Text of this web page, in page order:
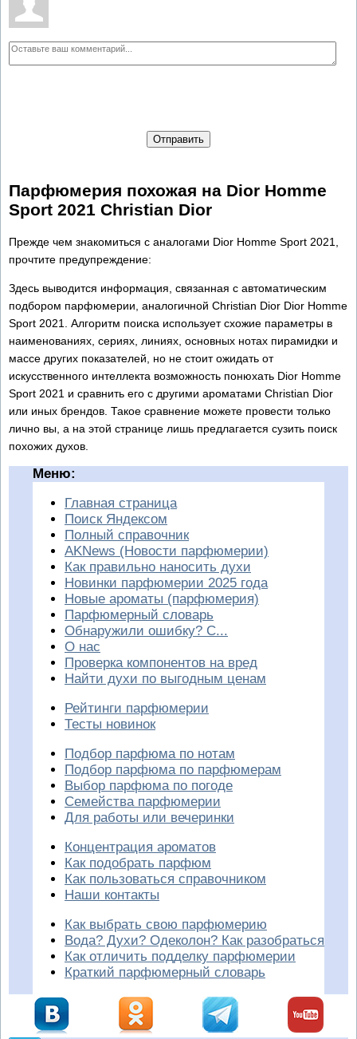
Отправить
Парфюмерия похожая на Dior Homme
Sport 2021 Christian Dior
Прежде чем знакомиться с аналогами Dior Homme Sport 2021,
прочтите предупреждение:
Здесь выводится информация, связанная с автоматическим
подбором парфюмерии, аналогичной Christian Dior Dior Homme
Sport 2021. Алгоритм поиска использует схожие параметры в
наименованиях, сериях, линиях, основных нотах пирамидки и
массе других показателей, но не стоит ожидать от
искусственного интеллекта возможность понюхать Dior Homme
Sport 2021 и сравнить его с другими ароматами Christian Dior
или иных брендов. Такое сравнение можете провести только
лично вы, а на этой странице лишь предлагается сузить поиск
похожих духов.
Меню:
Главная страница
Поиск Яндексом
Полный справочник
AKNews (Новости парфюмерии)
Как правильно наносить духи
Новинки парфюмерии 2025 года
Новые ароматы (парфюмерия)
Парфюмерный словарь
Обнаружили ошибку? С...
О нас
Проверка компонентов на вред
Найти духи по выгодным ценам
Рейтинги парфюмерии
Тесты новинок
Подбор парфюма по нотам
Подбор парфюма по парфюмерам
Выбор парфюма по погоде
Семейства парфюмерии
Для работы или вечеринки
Концентрация ароматов
Как подобрать парфюм
Как пользоваться справочником
Наши контакты
Как выбрать свою парфюмерию
Вода? Духи? Одеколон? Как разобраться
Как отличить подделку парфюмерии
Краткий парфюмерный словарь